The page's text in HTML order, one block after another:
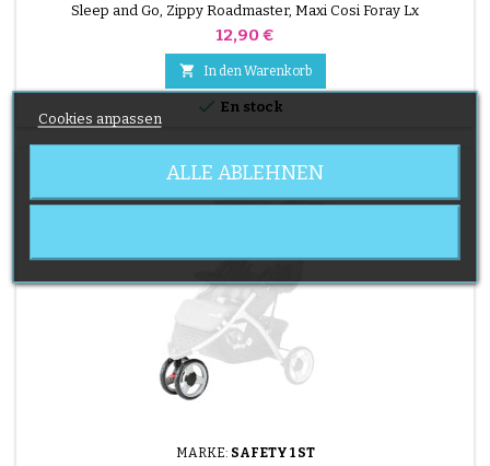
Sleep and Go, Zippy Roadmaster, Maxi Cosi Foray Lx
Kinderwagen
Preis
12,90 €
 In den Warenkorb
 En stock
MARKE: SAFETY 1 ST
Cookies anpassen
ALLE ABLEHNEN